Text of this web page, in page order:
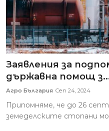
Заявления за
държавна помощ
Агро България Сеп 24, 2024
Припомняме, че до 26
земеделските стопани